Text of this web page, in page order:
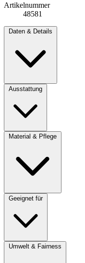
Artikelnummer
48581
Daten & Details
Ausstattung
Material & Pflege
Geeignet für
Umwelt & Fairness